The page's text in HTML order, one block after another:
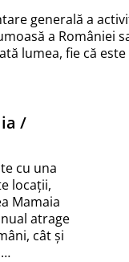
generală a
a României
lumea, fie că
/
cu una
locații,
Mamaia
atrage
cât și